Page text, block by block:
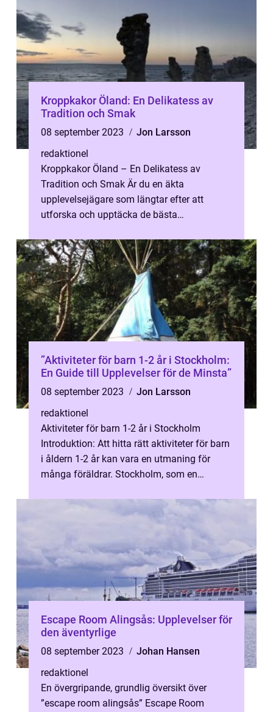
Kroppkakor Öland: En Delikatess av
Tradition och Smak
08 september 2023
Jon Larsson
redaktionel
Kroppkakor Öland – En Delikatess av
Tradition och Smak Är du en äkta
upplevelsejägare som längtar efter att
utforska och upptäcka de bästa
gå miste om...
”Aktiviteter för barn 1-2 år i Stockholm:
En Guide till Upplevelser för de Minsta”
08 september 2023
Jon Larsson
redaktionel
Aktiviteter för barn 1-2 år i Stockholm
Introduktion: Att hitta rätt aktiviteter för barn
i åldern 1-2 år kan vara en utmaning för
många föräldrar. Stockholm, som en
Escape Room Alingsås: Upplevelser för
den äventyrlige
08 september 2023
Johan Hansen
redaktionel
En övergripande, grundlig översikt över
”escape room alingsås” Escape Room